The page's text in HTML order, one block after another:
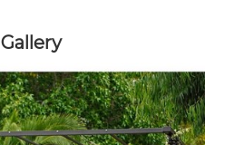
Gallery